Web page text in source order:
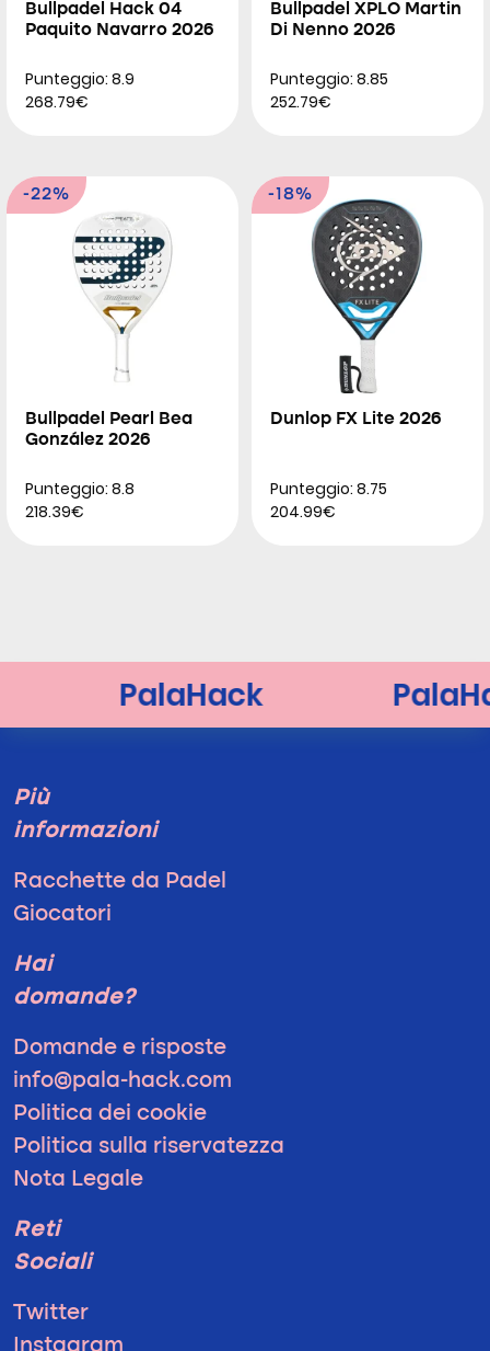
Bullpadel Hack 04
Paquito Navarro 2026
Punteggio: 8.9
268.79€
Bullpadel XPLO Martin
Di Nenno 2026
Punteggio: 8.85
252.79€
-22%
Bullpadel Pearl Bea
González 2026
Punteggio: 8.8
218.39€
-18%
Dunlop FX Lite 2026
Punteggio: 8.75
204.99€
Più
informazioni
Racchette da Padel
Giocatori
Hai
domande?
Domande e risposte
info@pala-hack.com
Politica dei cookie
Politica sulla riservatezza
Nota Legale
Reti
Sociali
Twitter
Instagram